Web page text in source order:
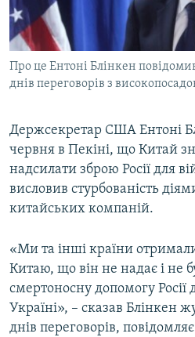
ВІДЕОУРОКИ «ELIFBE»
СВІДЧЕННЯ ОКУПАЦІЇ
УКРАЇНСЬКА ПРОБЛЕМА КРИМУ
Русский
Qırımtatar
Усі сайти RFE/RL
Про це Ентоні Блінкен
днів переговорів з
Держсекретар США Ентоні
червня в Пекіні, що Китай
надсилати зброю Росії для
висловив стурбованість
китайських компаній.
«Ми та інші країни
Китаю, що він не надає і не
смертоносну допомогу Росії
Україні», – сказав Блінкен
днів переговорів, повідомляє